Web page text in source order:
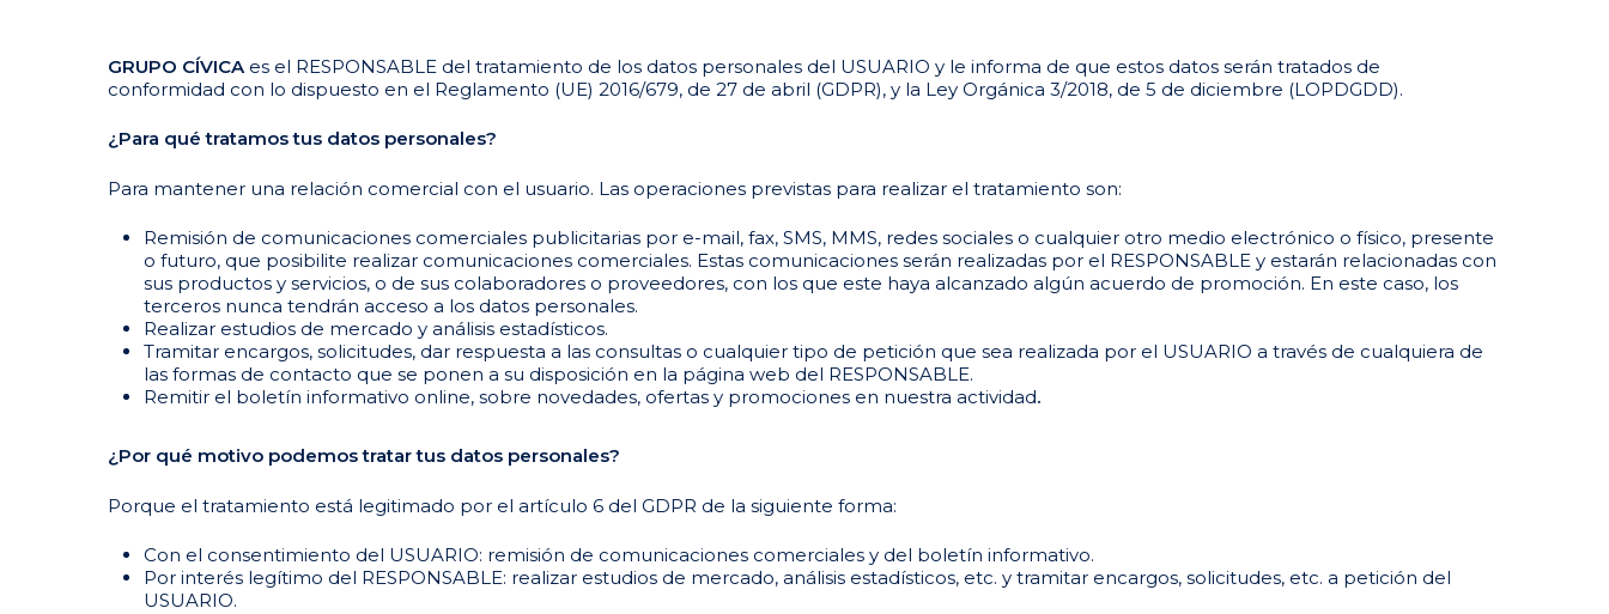
GRUPO CÍVICA es el RESPONSABLE del tratamiento de los datos personales del USUARIO y le informa de que estos datos serán tratados de
conformidad con lo dispuesto en el Reglamento (UE) 2016/679, de 27 de abril (GDPR), y la Ley Orgánica 3/2018, de 5 de diciembre (LOPDGDD).
¿Para qué tratamos tus datos personales?
Para mantener una relación comercial con el usuario. Las operaciones previstas para realizar el tratamiento son:
Remisión de comunicaciones comerciales publicitarias por e-mail, fax, SMS, MMS, redes sociales o cualquier otro medio electrónico o físico, presente
o futuro, que posibilite realizar comunicaciones comerciales. Estas comunicaciones serán realizadas por el RESPONSABLE y estarán relacionadas con
sus productos y servicios, o de sus colaboradores o proveedores, con los que este haya alcanzado algún acuerdo de promoción. En este caso, los
terceros nunca tendrán acceso a los datos personales.
Realizar estudios de mercado y análisis estadísticos.
Tramitar encargos, solicitudes, dar respuesta a las consultas o cualquier tipo de petición que sea realizada por el USUARIO a través de cualquiera de
las formas de contacto que se ponen a su disposición en la página web del RESPONSABLE.
Remitir el boletín informativo online, sobre novedades, ofertas y promociones en nuestra actividad.
¿Por qué motivo podemos tratar tus datos personales?
Porque el tratamiento está legitimado por el artículo 6 del GDPR de la siguiente forma:
Con el consentimiento del USUARIO: remisión de comunicaciones comerciales y del boletín informativo.
Por interés legítimo del RESPONSABLE: realizar estudios de mercado, análisis estadísticos, etc. y tramitar encargos, solicitudes, etc. a petición del
USUARIO.